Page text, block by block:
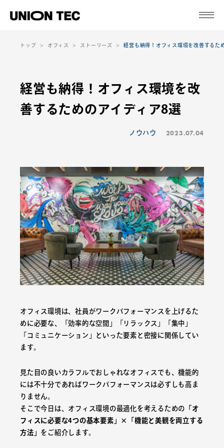
トップ オフィス ストーリーズ 経営も納得！オフィス環境を改善するた
経営も納得！オフィス環境を改
善するためのアイディア8選
ノウハウ 2023.07.04
オフィス環境は、社員がワークパフォーマンスを上げるた
めに必要な、「効率的な空間」「リラックス」「集中」
「コミュニケーション」といった要素と密接に関係してい
ます。
見た目の良いカラフルでおしゃれなオフィスでも、機能的
には不十分であればワークパフォーマンスは必ずしも高ま
りません。
そこで今日は、オフィス環境の最適化を考えるための 「オ
フィスに必要な4つの基本要素」×「機能と美観を両立する
方法」 をご紹介します。